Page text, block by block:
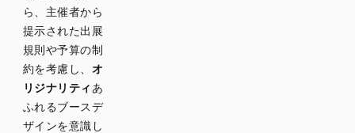
ら、主催者から
提示された出展
規則や予算の制
約を考慮し、オ
リジナリティ あ
ふれるブースデ
ザインを意識し